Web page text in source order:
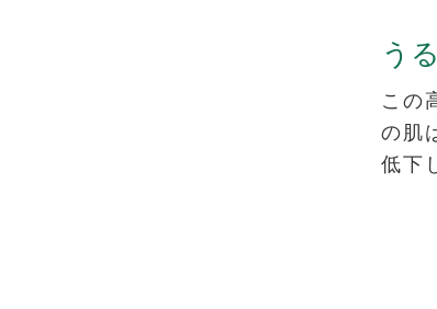
う
この
の肌
低下